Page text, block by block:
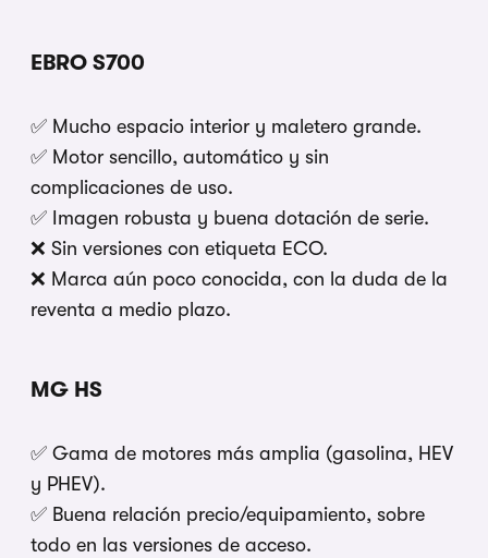
EBRO S700
✅ Mucho espacio interior y maletero grande.
✅ Motor sencillo, automático y sin
complicaciones de uso.
✅ Imagen robusta y buena dotación de serie.
❌ Sin versiones con etiqueta ECO.
❌ Marca aún poco conocida, con la duda de la
reventa a medio plazo.
MG HS
✅ Gama de motores más amplia (gasolina, HEV
y PHEV).
✅ Buena relación precio/equipamiento, sobre
todo en las versiones de acceso.